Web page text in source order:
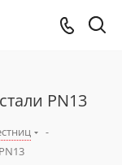
PN13
-
PN13